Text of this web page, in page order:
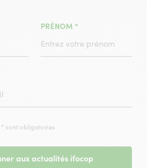
PRÉNOM *
sont obligatoires
aux actualités ifocop